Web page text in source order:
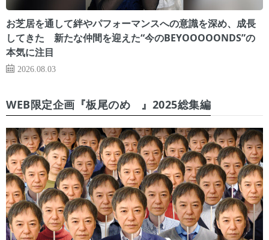
お芝居を通して絆やパフォーマンスへの意識を深め、成長
してきた 新たな仲間を迎えた“今のBEYOOOOONDS”の
本気に注目
2026.08.03
WEB限定企画『板尾のめ゙』2025総集編